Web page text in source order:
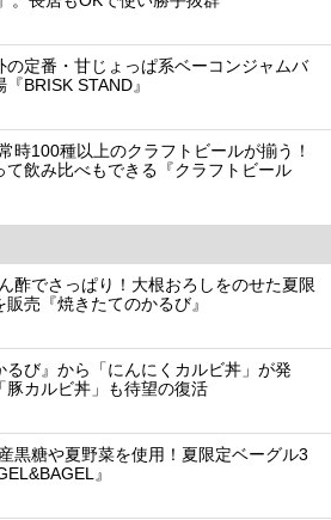
の定番・甘じょっぱ系ベーコンジャムバ
BRISK STAND』
時100種以上のクラフトビールが揃う！
て飲み比べもできる『クラフトビール
酢でさっぱり！大根おろしをのせた夏限
売『焼きたてのかるび』
るび』から「にんにくカルビ丼」が発
豚カルビ丼」も待望の復活
黒糖や夏野菜を使用！夏限定ベーグル3
』